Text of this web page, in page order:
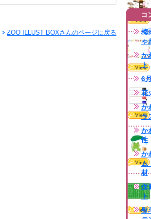
ZOO ILLUST BOXさんのページに戻る
コ
梅
ゃ
か
ト
6
花
か
ラ
か
性
か
ム
材
保
ト
熨